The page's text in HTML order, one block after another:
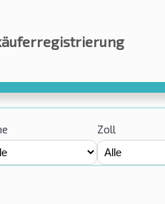
Zoll